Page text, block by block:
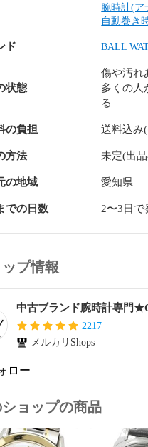
号：883851   200  250527 KY
腕時計(ア
自動巻き
ド BALL
状態
傷や汚れ
多くの人
る
の負担 送料込み
方法 未定(出
の地域 愛知県
での日数 2〜3日で
プ情報
中古ブランド腕時計専門
2217
メルカリShops
ロー
ショップの商品